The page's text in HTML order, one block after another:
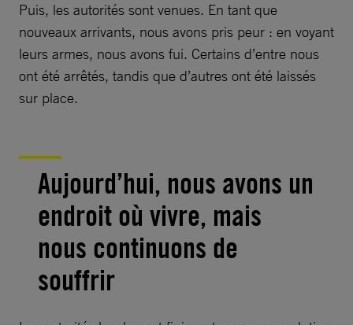
Puis, les autorités sont venues. En tant que
nouveaux arrivants, nous avons pris peur : en voyant
leurs armes, nous avons fui. Certains d’entre nous
ont été arrêtés, tandis que d’autres ont été laissés
sur place.
Aujourd’hui, nous avons un
endroit où vivre, mais
nous continuons de
souffrir